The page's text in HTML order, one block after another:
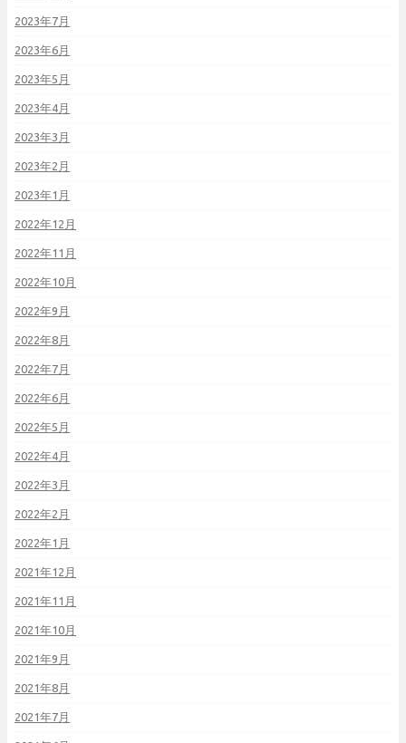
2023年7月
2023年6月
2023年5月
2023年4月
2023年3月
2023年2月
2023年1月
2022年12月
2022年11月
2022年10月
2022年9月
2022年8月
2022年7月
2022年6月
2022年5月
2022年4月
2022年3月
2022年2月
2022年1月
2021年12月
2021年11月
2021年10月
2021年9月
2021年8月
2021年7月